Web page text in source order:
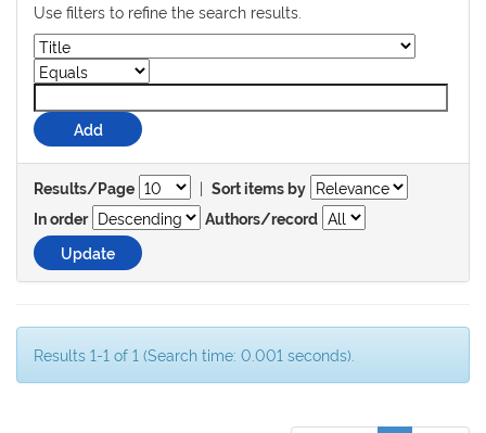
Use filters to refine the search results.
Results/Page | Sort items by
In order
Authors/record
Results 1-1 of 1 (Search time: 0.001 seconds).